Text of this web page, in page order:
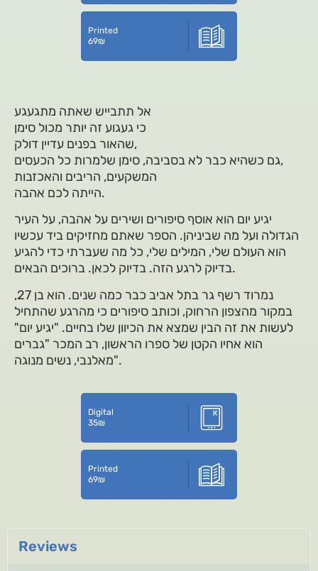
Printed
69₪
אל תתבייש שאתה מתגעגע
כי געגוע זה יותר מכול סימן
שהאור בפנים עדיין דולק,
גם כשהיא כבר לא בסביבה, סימן שלמרות כל הכעסים,
המשקעים, הריבים והאכזבות
הייתה לכם אהבה.
יגיע יום הוא אוסף סיפורים ושירים על אהבה, על העיר
הגדולה ועל מה שביניהן. הספר שאתם מחזיקים ביד עכשיו
הוא העולם שלי, המילים שלי, כל מה שעברתי כדי להגיע
בדיוק לרגע הזה. בדיוק לכאן. ברוכים הבאים.
נמרוד רשף גר בתל אביב כבר כמה שנים. הוא בן 27,
במקור מהצפון הרחוק, וכותב סיפורים כי מהרגע שהתחיל
לעשות את זה הבין שמצא את הכיוון שלו בחיים. "יגיע יום"
הוא אחיו הקטן של ספרו הראשון, רב המכר "גברים
מאלנבי, נשים מנוגה".
Digital
35₪
Printed
69₪
Reviews